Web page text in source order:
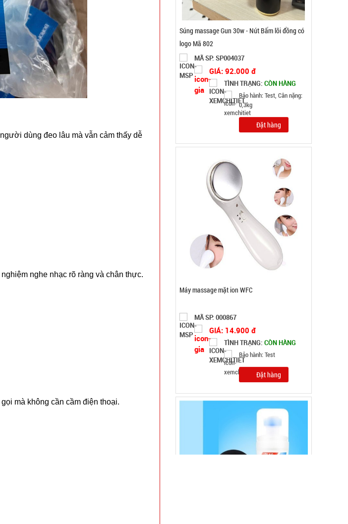
người dùng đeo lâu mà vẫn cảm thấy dễ
nghiệm nghe nhạc rõ ràng và chân thực.
gọi mà không cần cầm điện thoại.
Máy massage mặt ion WFC
MÃ SP: 000867
GIÁ: 14.900 đ
TÌNH TRẠNG: CÒN HÀNG
Bảo hành: Test
Đặt hàng
Chai tẩy trắng giày Flac CÓ BÀN CHẢI
MÃ SP: 000385
GIÁ: 5.500 đ
TÌNH TRẠNG:
CÒN HÀNG
Bảo hành: Test
Đặt hàng